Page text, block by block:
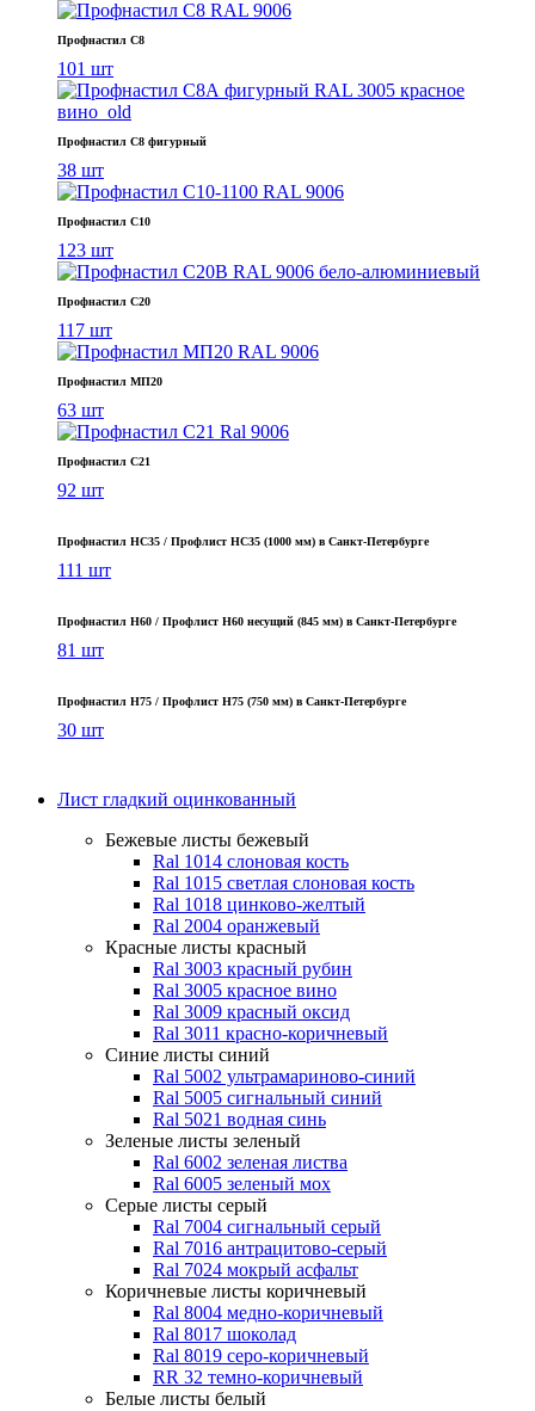
Профнастил С8
101 шт
Профнастил С8 фигурный
38 шт
Профнастил С10
123 шт
Профнастил С20
117 шт
Профнастил МП20
63 шт
Профнастил С21
92 шт
Профнастил НС35 / Профлист НС35 (1000 мм) в Санкт‑Петербурге
111 шт
Профнастил Н60 / Профлист Н60 несущий (845 мм) в Санкт-Петербурге
81 шт
Профнастил Н75 / Профлист Н75 (750 мм) в Санкт-Петербурге
30 шт
Лист гладкий оцинкованный
Бежевые листы бежевый
Ral 1014 слоновая кость
Ral 1015 светлая слоновая кость
Ral 1018 цинково-желтый
Ral 2004 оранжевый
Красные листы красный
Ral 3003 красный рубин
Ral 3005 красное вино
Ral 3009 красный оксид
Ral 3011 красно-коричневый
Синие листы синий
Ral 5002 ультрамариново-синий
Ral 5005 сигнальный синий
Ral 5021 водная синь
Зеленые листы зеленый
Ral 6002 зеленая листва
Ral 6005 зеленый мох
Серые листы серый
Ral 7004 сигнальный серый
Ral 7016 антрацитово-серый
Ral 7024 мокрый асфальт
Коричневые листы коричневый
Ral 8004 медно-коричневый
Ral 8017 шоколад
Ral 8019 серо-коричневый
RR 32 темно-коричневый
Белые листы белый